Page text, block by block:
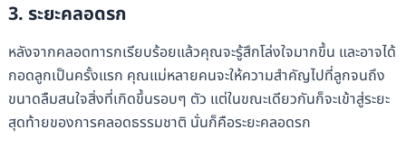
3. ระยะคลอดรก
หลังจากคลอดทารกเรียบร้อยแล้วคุณจะรู้สึกโล่งใจมากขึ้น และอาจได้
กอดลูกเป็นครั้งแรก คุณแม่หลายคนจะให้ความสำคัญไปที่ลูกจนถึง
ขนาดลืมสนใจสิ่งที่เกิดขึ้นรอบๆ ตัว แต่ในขณะเดียวกันก็จะเข้าสู่ระยะ
สุดท้ายของการคลอดธรรมชาติ นั่นก็คือระยะคลอดรก